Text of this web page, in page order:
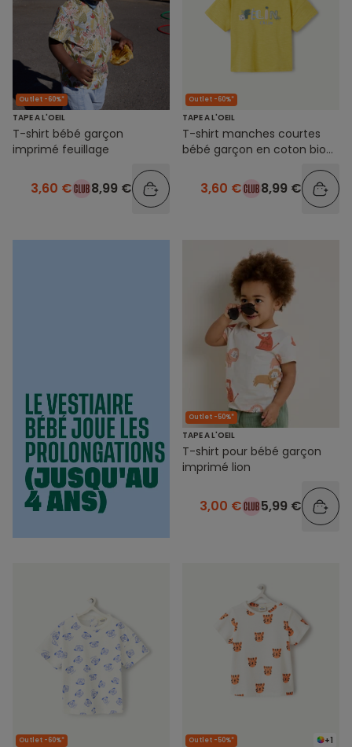
Outlet -60%*
TAPE A L'OEIL
T-shirt bébé garçon
imprimé feuillage
3,60 € 8,99 €
Outlet -60%*
TAPE A L'OEIL
T-shirt manches courtes
bébé garçon en coton bio
3,60 € 8,99 €
Outlet -50%*
TAPE A L'OEIL
T-shirt pour bébé garçon
imprimé lion
3,00 € 5,99 €
Outlet -60%* +1
Outlet -50%*